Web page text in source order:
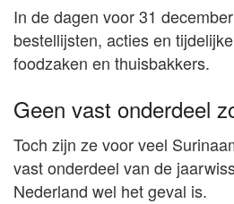
In de dagen voor 31
bestellijsten, acties en
foodzaken en thuisbakkers.
Geen vast onderdeel
Toch zijn ze voor veel
vast onderdeel van de
Nederland wel het geval is.